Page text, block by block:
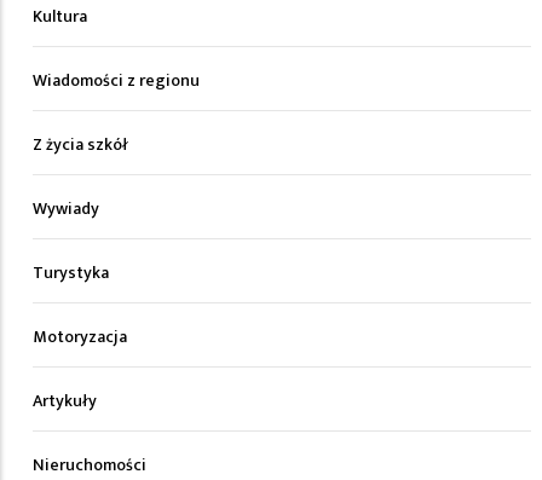
Kultura
Wiadomości z regionu
Z życia szkół
Wywiady
Turystyka
Motoryzacja
Artykuły
Nieruchomości